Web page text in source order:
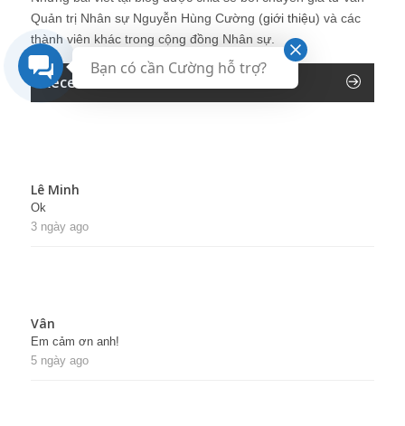
Quản trị Nhân sự Nguyễn Hùng Cường (giới thiệu) và các
thành viên khác trong cộng đồng Nhân sự.
Recent Comments
Lê Minh
Ok
3 ngày ago
Vân
Em cảm ơn anh!
5 ngày ago
Bạn có cần Cường hỗ trợ?